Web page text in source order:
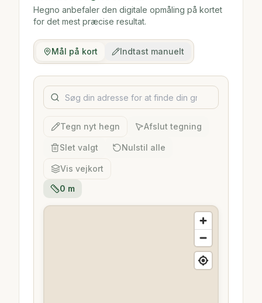
Hegno anbefaler den digitale opmåling på kortet
for det mest præcise resultat.
Mål på kort Indtast manuelt
Tegn nyt hegn Afslut tegning
Slet valgt Nulstil alle
Vis vejkort
0 m